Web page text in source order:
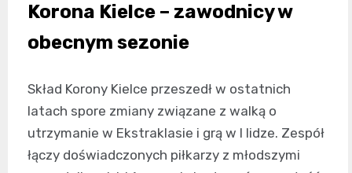
Korona Kielce – zawodnicy w
obecnym sezonie
Skład Korony Kielce przeszedł w ostatnich
latach spore zmiany związane z walką o
utrzymanie w Ekstraklasie i grą w I lidze. Zespół
łączy doświadczonych piłkarzy z młodszymi